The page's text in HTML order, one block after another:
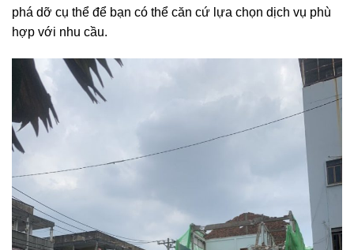
phá dỡ cụ thể để bạn có thể căn cứ lựa chọn dịch vụ phù
hợp với nhu cầu.